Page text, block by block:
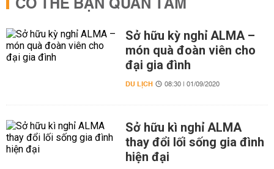
Sở hữu kỳ nghỉ ALMA –
món quà đoàn viên cho
đại gia đình
DU LỊCH 08:30 | 01/09/2020
Sở hữu kì nghỉ ALMA
thay đổi lối sống gia đình
hiện đại